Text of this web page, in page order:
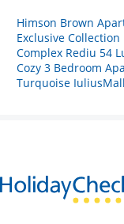
Himson Brown
Exclusive
Complex Rediu 54
Cozy 3 Bedroom
Turquoise